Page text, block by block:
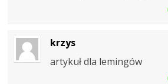
krzys
artykuł dla lemingów